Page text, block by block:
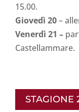
15.00.
Giovedì 20–
Venerdì 21 –
Castellammare.
STAGIONE